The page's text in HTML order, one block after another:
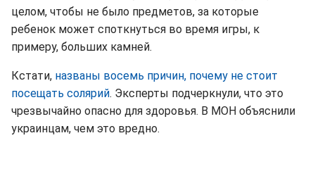
целом, чтобы не было предметов, за которые
ребенок может споткнуться во время игры, к
примеру, больших камней.
Кстати, названы восемь причин, почему не стоит
посещать солярий. Эксперты подчеркнули, что это
чрезвычайно опасно для здоровья. В МОН объяснили
украинцам, чем это вредно.